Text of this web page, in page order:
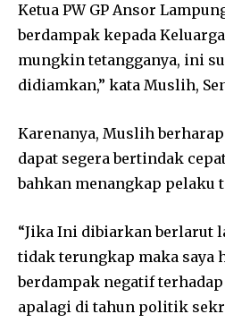
Ketua PW GP Ansor
berdampak kepada
mungkin tetangganya, ini
didiamkan,” kata Muslih,
Karenanya, Muslih
dapat segera bertindak
bahkan menangkap pelaku
“Jika Ini dibiarkan berlarut
tidak terungkap maka saya
berdampak negatif
apalagi di tahun politik